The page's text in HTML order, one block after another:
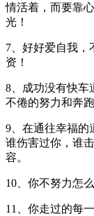
情活着，而要靠
光！
7、好好爱自我，
资！
8、成功没有快车
不倦的努力和奔
9、在通往幸福的
谁伤害过你，谁
容。
10、你不努力怎
11、你走过的每